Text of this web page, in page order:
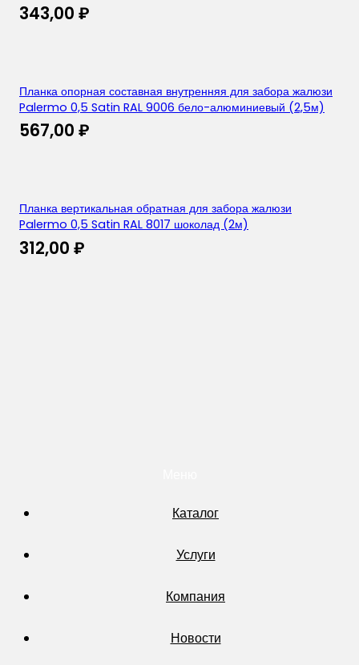
343,00 ₽
Планка опорная составная внутренняя для забора жалюзи
Palermo 0,5 Satin RAL 9006 бело-алюминиевый (2,5м)
567,00 ₽
Планка вертикальная обратная для забора жалюзи
Palermo 0,5 Satin RAL 8017 шоколад (2м)
312,00 ₽
Каталог
Услуги
Компания
Новости